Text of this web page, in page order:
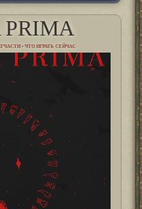
PRIMA
• ЧТО ИГРАТЬ СЕЙЧАС